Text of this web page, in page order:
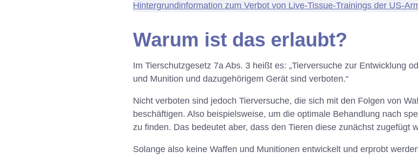
Hintergrundinformation zum Verbot von Live-Tissue-Trainings der US-
Warum ist das erlaubt?
Im Tierschutzgesetz 7a Abs. 3 heißt es: „Tierversuche zur Entwicklung
und Munition und dazugehörigem Gerät sind verboten.“
Nicht verboten sind jedoch Tierversuche, die sich mit den Folgen von
beschäftigen. Also beispielsweise, um die optimale Behandlung nach
zu finden. Das bedeutet aber, dass den Tieren diese zunächst zugefügt
Solange also keine Waffen und Munitionen entwickelt und erprobt